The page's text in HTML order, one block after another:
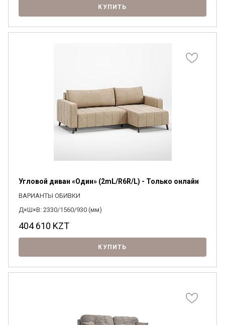
КУПИТЬ
Угловой диван «Один» (2mL/R6R/L) - Только онлайн
ВАРИАНТЫ ОБИВКИ
Д×Ш×В: 2330/1560/930 (мм)
404 610 KZT
КУПИТЬ